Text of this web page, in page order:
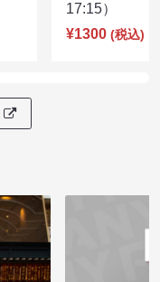
17:15）
¥1300 (税込)